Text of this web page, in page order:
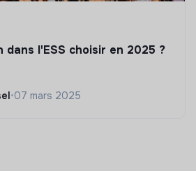
dans l'ESS choisir en 2025 ?
•07 mars 2025